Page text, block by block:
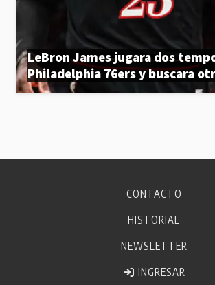
LeBron James jugara dos
Philadelphia 76ers y buscara
CONTACTO
HISTORIAL
NEWSLETTER
INGRESAR